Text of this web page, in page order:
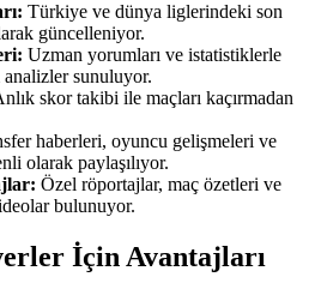
Türkiye ve dünya liglerindeki son
güncelleniyor.
Uzman yorumları ve istatistiklerle
analizler sunuluyor.
skor takibi ile maçları kaçırmadan
haberleri, oyuncu gelişmeleri ve
olarak paylaşılıyor.
Özel röportajlar, maç özetleri ve
bulunuyor.
İçin Avantajları